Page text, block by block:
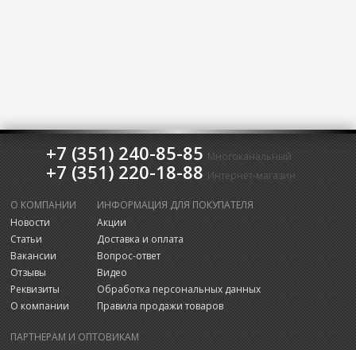
+7 (351) 240-85-85 Многоканальный
+7 (351) 220-18-88 Интернет-магазин
О КОМПАНИИ
Новости
Статьи
Вакансии
Отзывы
Реквизиты
О компании
ИНФОРМАЦИЯ ДЛЯ ПОКУПАТЕЛЯ
Акции
Доставка и оплата
Вопрос-ответ
Видео
Обработка персональных данных
Правила продажи товаров
ПАРТНЕРАМ И ОПТОВИКАМ